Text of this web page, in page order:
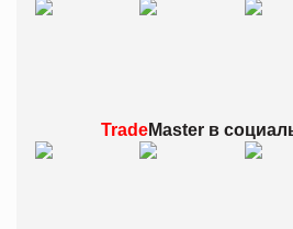
TradeMaster в